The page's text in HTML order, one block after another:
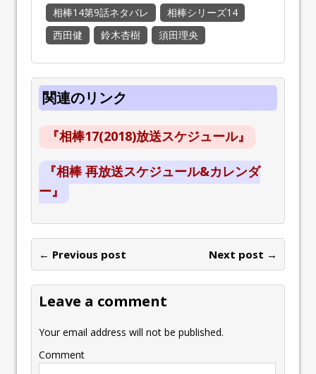
相棒14第9話ネタバレ
相棒シリーズ14
西田健
鈴木杏樹 須田理央
関連のリンク
『相棒17(2018)放送スケジュール』
『相棒 再放送スケジュール&カレンダ
ー』
← Previous post Next post →
Leave a comment
Your email address will not be published.
Comment